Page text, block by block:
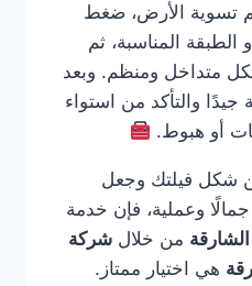
تسوية الأرض، ضغط
الطبقة المناسبة، ثم
متداخل ومنظم. وبعد
جيدًا والتأكد من استواء
أو هبوط.
شكل فيلتك وجعل
وعملية، فإن خدمة
من خلال شركة
هي اختيار ممتاز.